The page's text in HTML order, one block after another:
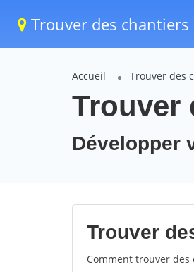
Trouver des chantiers
Accueil Trouver des
Trouver
Développer
Trouver
Comment trouver